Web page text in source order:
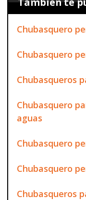
Chubasquero
Chubasquero
Chubasqueros
Chubasquero
aguas
Chubasquero
Chubasquero
Chubasqueros